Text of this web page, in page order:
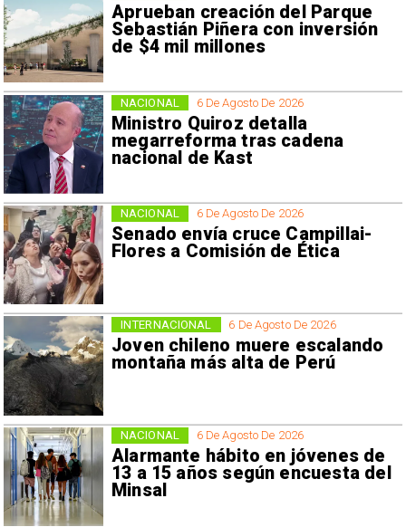
Aprueban creación del Parque
Sebastián Piñera con inversión
de $4 mil millones
6 De Agosto De 2026
Ministro Quiroz detalla
megarreforma tras cadena
nacional de Kast
NACIONAL
6 De Agosto De 2026
Senado envía cruce Campillai-
Flores a Comisión de Ética
NACIONAL
6 De Agosto De 2026
Joven chileno muere escalando
montaña más alta de Perú
INTERNACIONAL
6 De Agosto De 2026
Alarmante hábito en jóvenes de
13 a 15 años según encuesta del
Minsal
NACIONAL